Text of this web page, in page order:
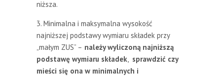
niższa.
3. Minimalna i maksymalna wysokość
najniższej podstawy wymiaru składek przy
„małym ZUS” – należy wyliczoną najniższą
podstawę wymiaru składek
sprawdzić czy
mieści się ona w minimalnych i